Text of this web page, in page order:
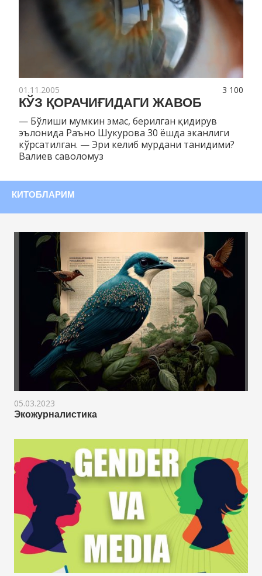
3 100
01.11.2005
КЎЗ ҚОРАЧИҒИДАГИ ЖАВОБ
— Бўлиши мумкин эмас, берилган қидирув
эълонида Раъно Шукурова 30 ёшда эканлиги
кўрсатилган. — Эри келиб мурдани танидими?
Валиев саволомуз
КИТОБЛАРИМ
05.03.2023
Экожурналистика